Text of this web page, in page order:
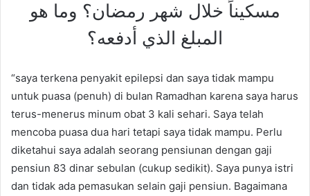
مسكيناً خلال شهر رمضان؟ وما هو
المبلغ الذي أدفعه؟
“saya terkena penyakit epilepsi dan saya tidak mampu
untuk puasa (penuh) di bulan Ramadhan karena saya harus
terus-menerus minum obat 3 kali sehari. Saya telah
mencoba puasa dua hari tetapi saya tidak mampu. Perlu
diketahui saya adalah seorang pensiunan dengan gaji
pensiun 83 dinar sebulan (cukup sedikit). Saya punya istri
dan tidak ada pemasukan selain gaji pensiun. Bagaimana